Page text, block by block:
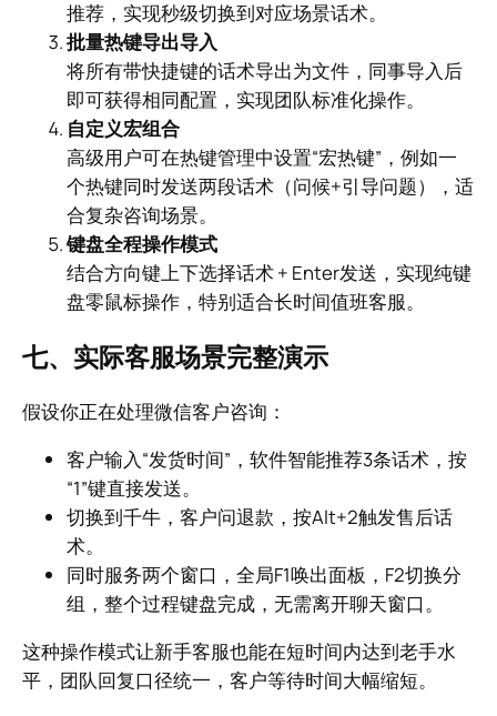
推荐，实现秒级切换到对应场景话术。
批量热键导出导入
将所有带快捷键的话术导出为文件，同事导入后
即可获得相同配置，实现团队标准化操作。
自定义宏组合
高级用户可在热键管理中设置“宏热键”，例如一
个热键同时发送两段话术（问候+引导问题），适
合复杂咨询场景。
键盘全程操作模式
结合方向键上下选择话术 + Enter发送，实现纯键
盘零鼠标操作，特别适合长时间值班客服。
七、实际客服场景完整演示
假设你正在处理微信客户咨询：
客户输入“发货时间”，软件智能推荐3条话术，按
“1”键直接发送。
切换到千牛，客户问退款，按Alt+2触发售后话
术。
同时服务两个窗口，全局F1唤出面板，F2切换分
组，整个过程键盘完成，无需离开聊天窗口。
这种操作模式让新手客服也能在短时间内达到老手水
平，团队回复口径统一，客户等待时间大幅缩短。